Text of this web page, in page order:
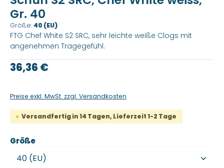
Gr. 40
Größe: 40 (EU)
FTG Chef White S2 SRC, sehr leichte weiße Clogs mit
angenehmen Tragegefühl.
Regulärer Preis:
36,36 €
Preise exkl. MwSt. zzgl. Versandkosten
Versandfertig in 14 Tagen, Lieferzeit 1-2 Tage
Größeauswählen